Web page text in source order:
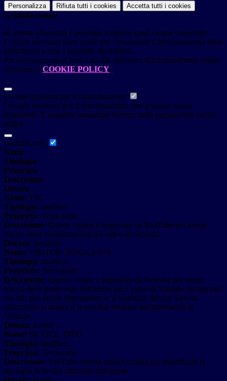
Personalizza Rifiuta tutti i cookies Accetta tutti i cookies
Gestione cookie
In questa schermata è possibile scegliere quali cookie consentire.
I cookie necessari sono quelli che consentono il funzionamento della
piattaforma e non è possibile disabilitarli.
Per conoscere quali sono i cookie necessari al funzionamento potete
visionare la COOKIE POLICY.
Cookie necessari per il funzionamento
I cookie necessari per il funzionamento non possono essere
disabilitati. È possibile consultare l'elenco nella pagina della cookie
policy.
youtube.com
Nome
Tipologia
Proprieta
Descrizione
Durata
Nome: YSC
Tipologia: analitico
Proprieta: Terza-parte
Descrizione: Questo cookie è impostato da YouTube per tenere
traccia delle visualizzazioni dei video incorporati.
Durata: Sessione
Nome: VISITOR_INFO1_LIVE
Tipologia: analitico
Proprieta: Terza-parte
Descrizione: Questo cookie è impostato da Youtube per tenere
traccia delle preferenze dell'utente per i video di Youtube incorporati
nei siti; può anche determinare se il visitatore del sito web sta
utilizzando la nuova o la vecchia versione dell'interfaccia di
Youtube.
Durata: 6 mesi
Nome: DEVICE_INFO
Tipologia: analitico
Proprieta: Terza-parte
Descrizione: YouTube utilizza questo cookie per identificare la
tipologia di device utilizzata dall'utente